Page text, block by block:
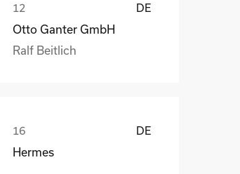
DE
Otto Ganter GmbH
Ralf Beitlich
DE
Hermes